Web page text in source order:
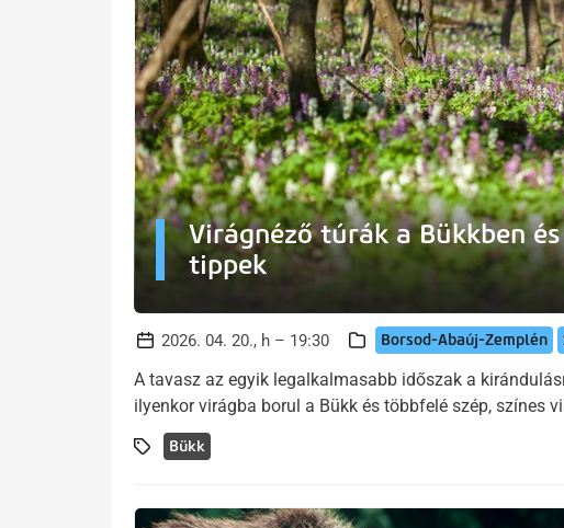
Virágnéző túrák a Bükkben
tippek
2026. 04. 20., h – 19:30 Borsod-Abaúj-Zemplén
A tavasz az egyik legalkalmasabb időszak a
ilyenkor virágba borul a Bükk és többfelé szép, színes
Bükk